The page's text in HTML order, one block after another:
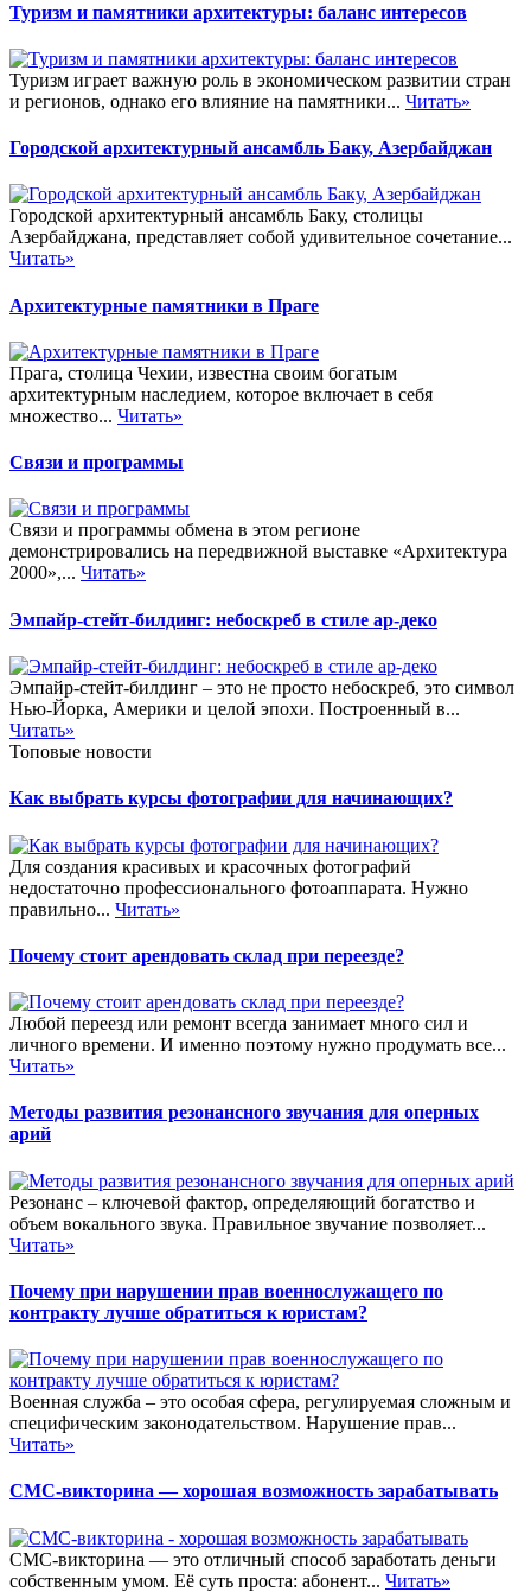
Туризм и памятники архитектуры: баланс интересов
Туризм играет важную роль в экономическом развитии стран
и регионов, однако его влияние на памятники... Читать»
Городской архитектурный ансамбль Баку, Азербайджан
Городской архитектурный ансамбль Баку, столицы
Азербайджана, представляет собой удивительное сочетание...
Читать»
Архитектурные памятники в Праге
Прага, столица Чехии, известна своим богатым
архитектурным наследием, которое включает в себя
множество... Читать»
Связи и программы
Связи и программы обмена в этом регионе
демонстрировались на передвижной выставке «Архитектура
2000»,... Читать»
Эмпайр-стейт-билдинг: небоскреб в стиле ар-деко
Эмпайр-стейт-билдинг – это не просто небоскреб, это символ
Нью-Йорка, Америки и целой эпохи. Построенный в...
Читать»
Топовые новости
Как выбрать курсы фотографии для начинающих?
Для создания красивых и красочных фотографий
недостаточно профессионального фотоаппарата. Нужно
правильно... Читать»
Почему стоит арендовать склад при переезде?
Любой переезд или ремонт всегда занимает много сил и
личного времени. И именно поэтому нужно продумать все...
Читать»
Методы развития резонансного звучания для оперных
арий
Резонанс – ключевой фактор, определяющий богатство и
объем вокального звука. Правильное звучание позволяет...
Читать»
Почему при нарушении прав военнослужащего по
контракту лучше обратиться к юристам?
Военная служба – это особая сфера, регулируемая сложным и
специфическим законодательством. Нарушение прав...
Читать»
СМС-викторина — хорошая возможность зарабатывать
СМС-викторина — это отличный способ заработать деньги
собственным умом. Её суть проста: абонент... Читать»